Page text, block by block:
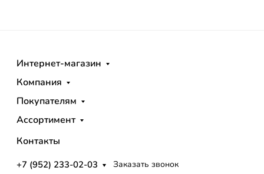
Интернет-магазин
Компания
Покупателям
Ассортимент
Контакты
+7 (952) 233-02-03 Заказать звонок